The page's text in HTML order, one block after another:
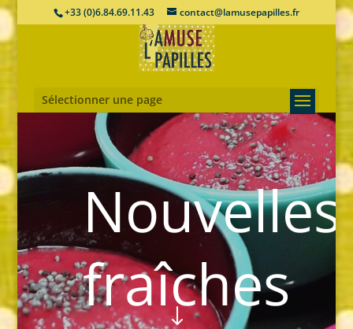
+33 (0)6.84.69.11.43 contact@lamusepapilles.fr
Sélectionner une page
Nouvelles
fraîches
"